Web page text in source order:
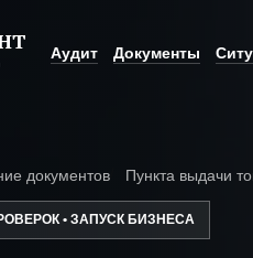
Аудит Документы
документов Пункта выдачи
• ЗАПУСК БИЗНЕСА